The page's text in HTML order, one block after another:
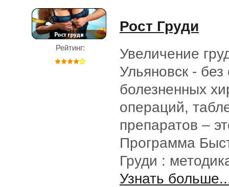
Рейтинг:
Рост Груди
Увеличение
Ульяновск -
болезненных
операций,
препаратов –
Программа
Груди :
Узнать